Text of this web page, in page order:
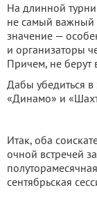
На длинной
не самый важный
значение —
и организаторы
Причем, не берут
Дабы убедиться
«Динамо» и
Итак, оба
очной встречей
сентябрьская